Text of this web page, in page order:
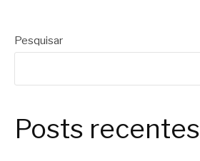
Pesquisar
Posts recentes